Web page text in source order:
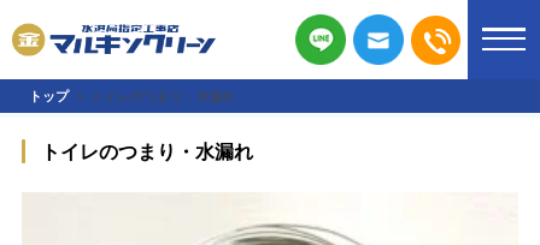
トップ トイレのつまり・水漏れ
トイレのつまり・水漏れ